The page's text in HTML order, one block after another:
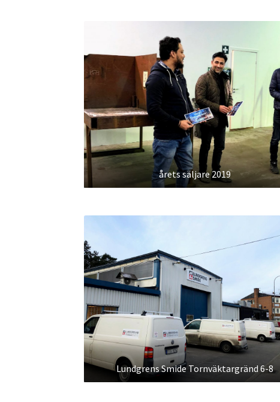
årets säljare 2019
Lundgrens Smide Tornväktargränd 6-8